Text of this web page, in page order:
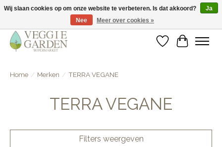
vegan & veggie products | free store pick-up
Verlanglijst
Home / Merken / TERRA VEGANE
TERRA VEGANE
Filters weergeven
Wij slaan cookies op om onze website te verbeteren. Is dat akkoord?
Ja
Nee
Meer over cookies »